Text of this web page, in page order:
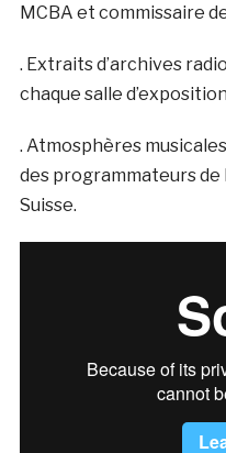
MCBA et commissaire
. Extraits d’archives
chaque salle d’exposition
. Atmosphères
des programmateurs de
Suisse.